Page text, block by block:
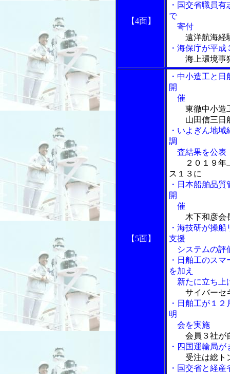
【4面】
・国交省職員
で
寄付
遠洋航海経
・海保庁が平
海上環境事
【5面】
・中小造工と
開
催
東徹中小造
山田信三日舶
・いよぎん地
調
査結果を公表
２０１９
ス１３に
・日本船舶品
開
催
木下和彦会長
・海技研が操
支援
システムの評
・日舶工のス
を加え
新たに立ち上
サイバーセ
・日舶工が１
明
会を実施
会員３社が
・四国運輸局
受注は総ト
・国交省と経